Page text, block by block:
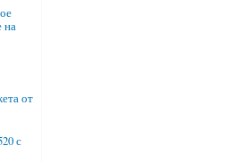
на
от